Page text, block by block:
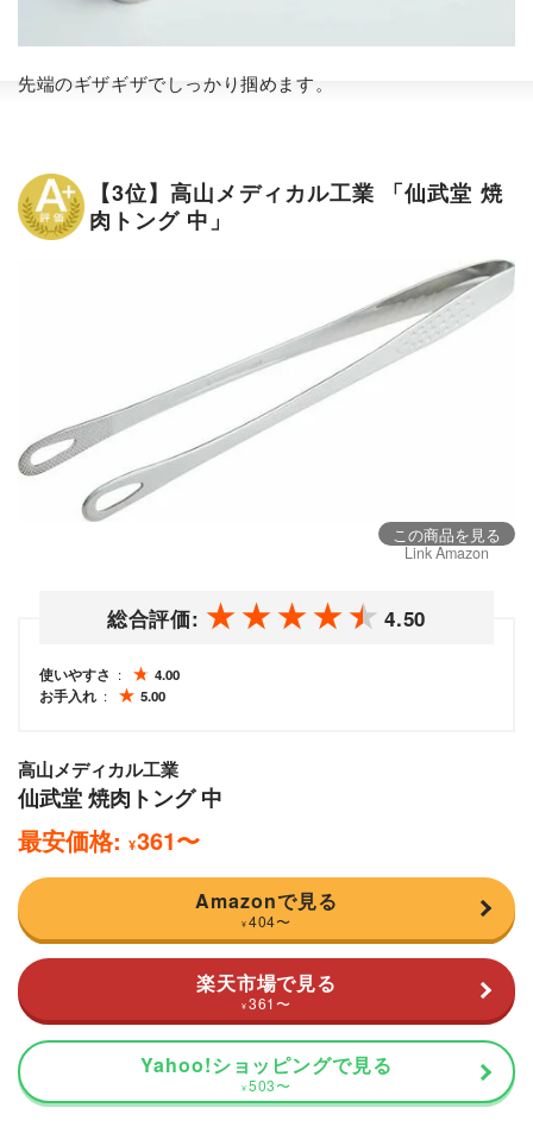
先端のギザギザでしっかり掴めます。
【3位】高山メディカル工業 「仙武堂 焼
肉トング 中」
この商品を見る
Link Amazon
総合評価: 4.50
使いやすさ
4.00
お手入れ
5.00
高山メディカル工業
仙武堂 焼肉トング 中
最安価格: ¥361〜
Amazonで見る
¥ 404〜
楽天市場で見る
¥ 361〜
Yahoo!ショッピングで見る
¥ 503〜